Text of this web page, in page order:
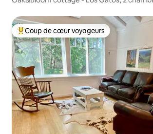
Coups de cœur voyageurs les plus
Coup de cœur voyageurs